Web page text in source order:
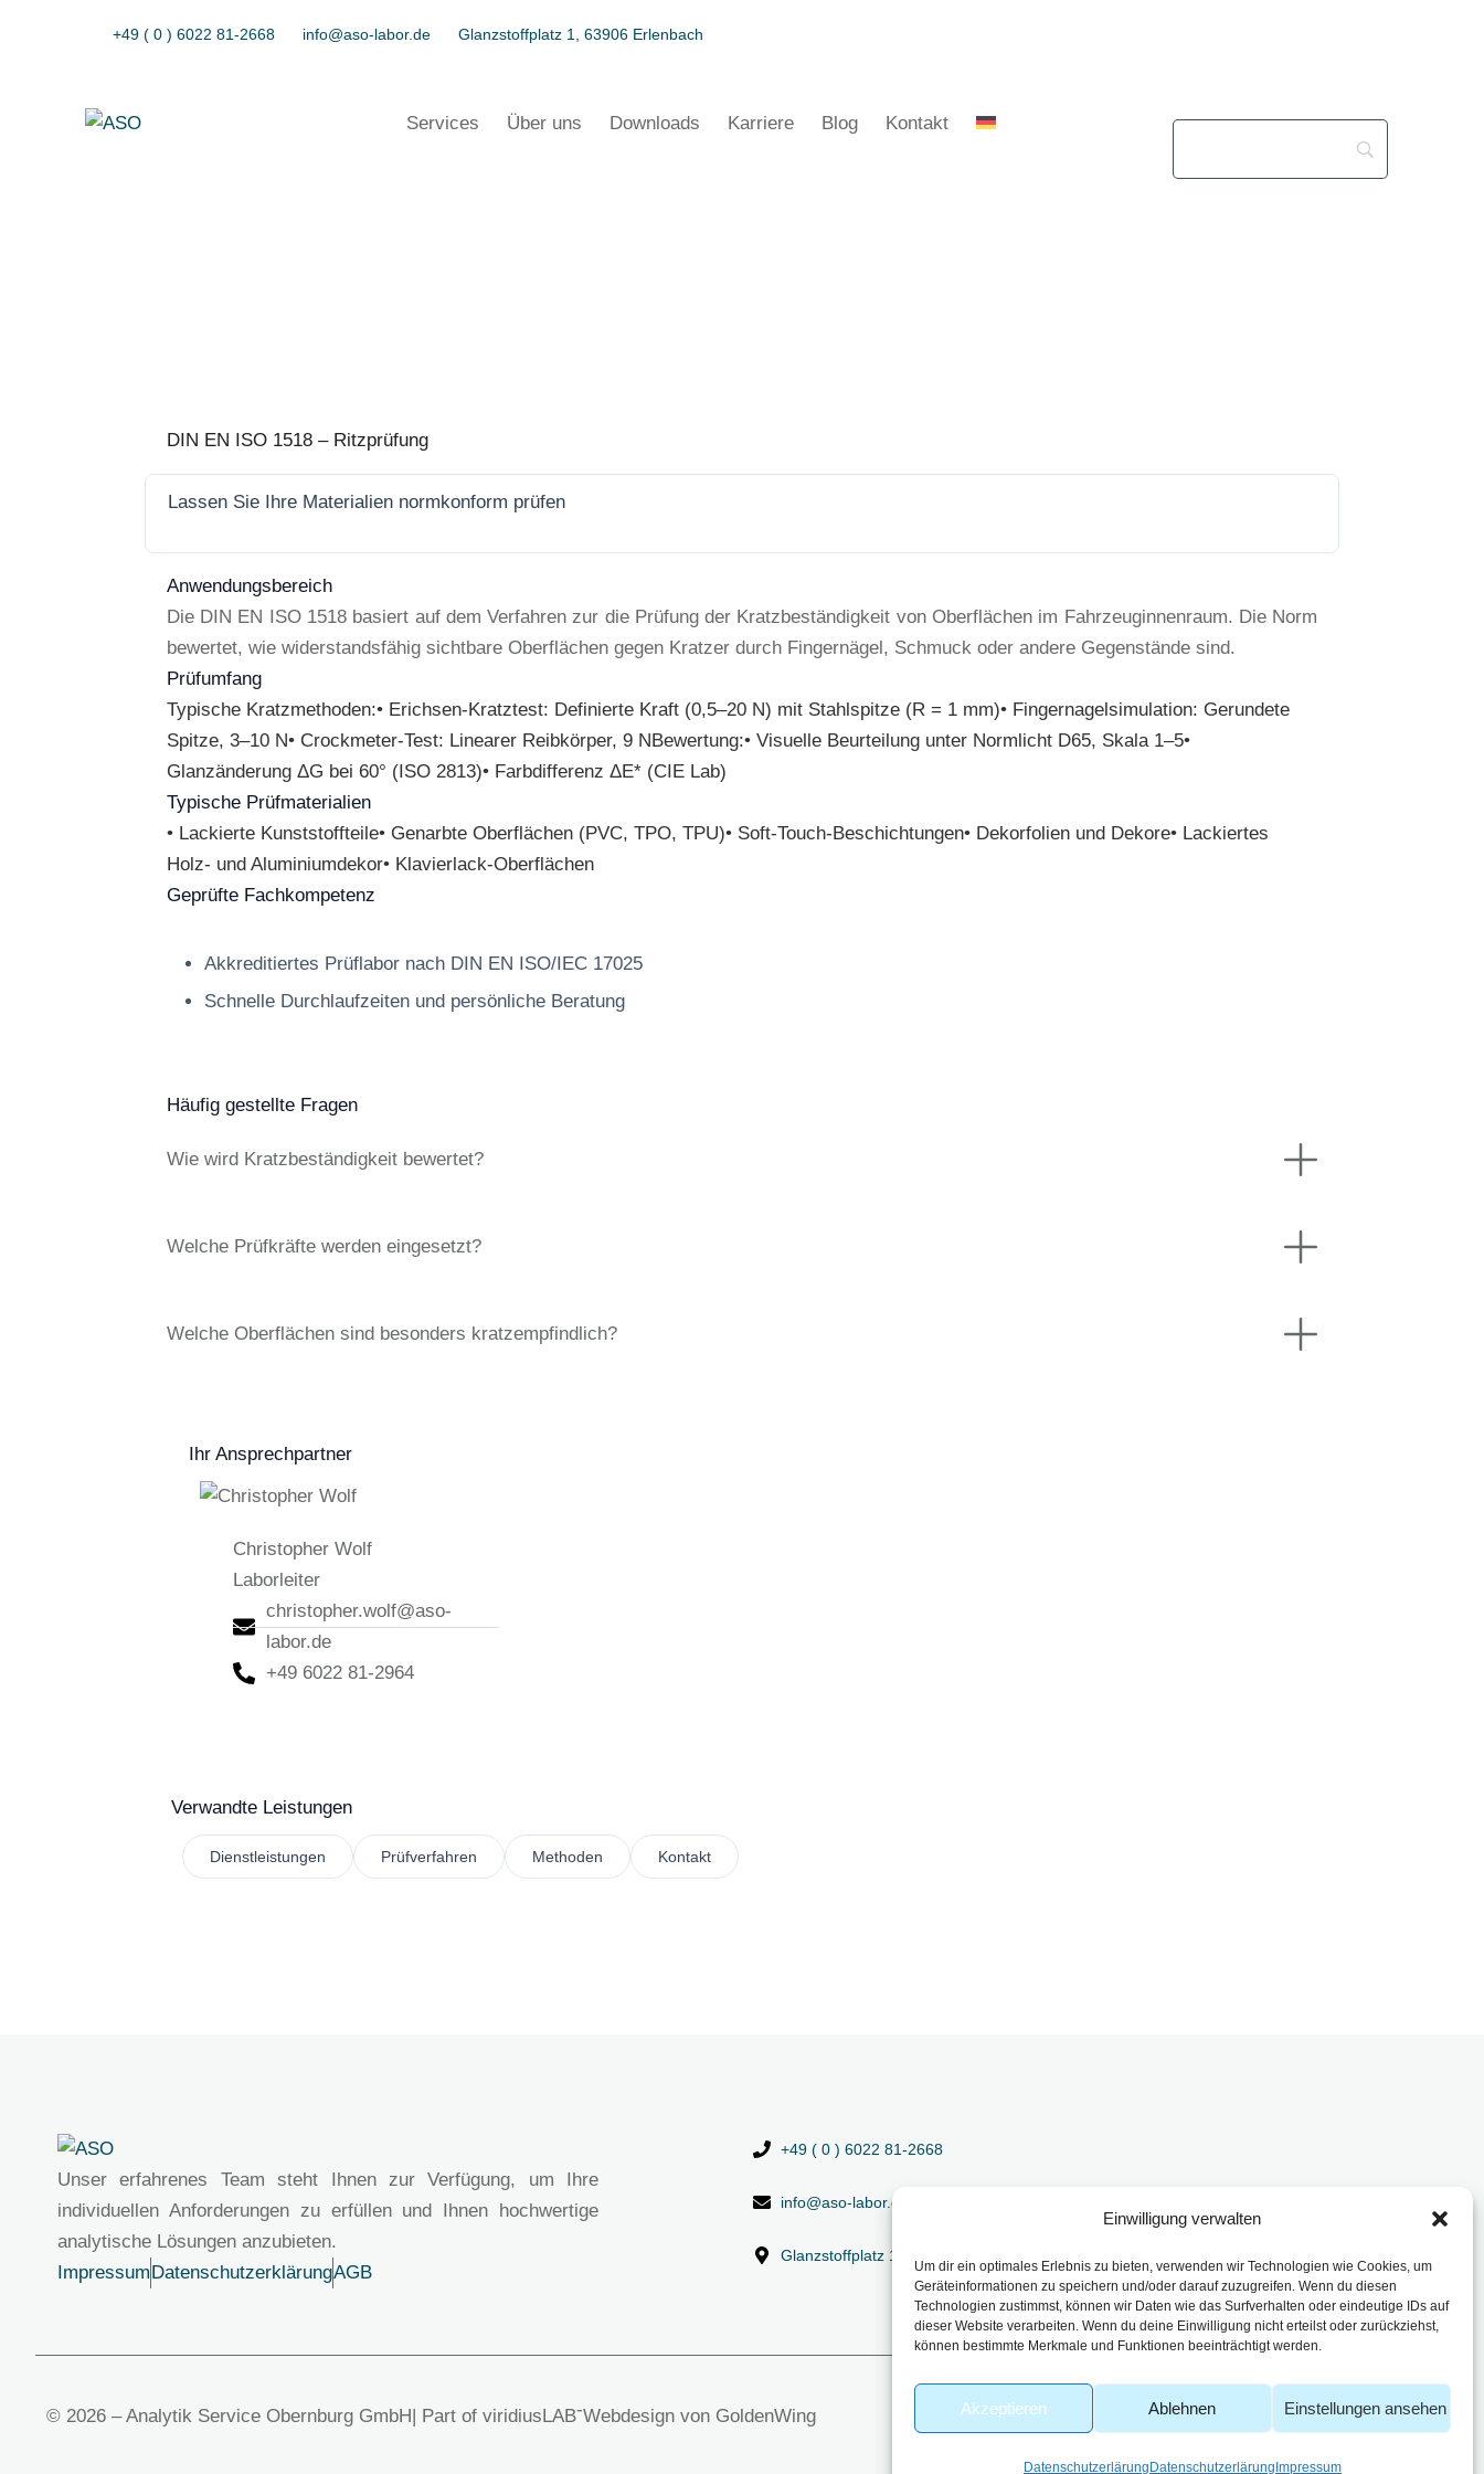
Einwilligung verwalten
Um dir ein optimales Erlebnis zu bieten, verwenden wir Technologien wie Cookies, um
Geräteinformationen zu speichern und/oder darauf zuzugreifen. Wenn du diesen
Technologien zustimmst, können wir Daten wie das Surfverhalten oder eindeutige IDs auf
dieser Website verarbeiten. Wenn du deine Einwilligung nicht erteilst oder zurückziehst,
können bestimmte Merkmale und Funktionen beeinträchtigt werden.
Akzeptieren Ablehnen Einstellungen ansehen
Datenschutzerlärung Datenschutzerlärung Impressum
+49 ( 0 ) 6022 81-2668 info@aso-labor.de Glanzstoffplatz 1, 63906 Erlenbach
Services Über uns Downloads Karriere Blog Kontakt
DIN EN ISO 1518 – Ritzprüfung
Lassen Sie Ihre Materialien normkonform prüfen
Anwendungsbereich
Die DIN EN ISO 1518 basiert auf dem Verfahren zur die Prüfung der Kratzbeständigkeit von Oberflächen im Fahrzeuginnenraum. Die Norm
bewertet, wie widerstandsfähig sichtbare Oberflächen gegen Kratzer durch Fingernägel, Schmuck oder andere Gegenstände sind.
Prüfumfang
Typische Kratzmethoden:• Erichsen-Kratztest: Definierte Kraft (0,5–20 N) mit Stahlspitze (R = 1 mm)• Fingernagelsimulation: Gerundete
Spitze, 3–10 N• Crockmeter-Test: Linearer Reibkörper, 9 NBewertung:• Visuelle Beurteilung unter Normlicht D65, Skala 1–5•
Glanzänderung ΔG bei 60° (ISO 2813)• Farbdifferenz ΔE* (CIE Lab)
Typische Prüfmaterialien
• Lackierte Kunststoffteile• Genarbte Oberflächen (PVC, TPO, TPU)• Soft-Touch-Beschichtungen• Dekorfolien und Dekore• Lackiertes
Holz- und Aluminiumdekor• Klavierlack-Oberflächen
Geprüfte Fachkompetenz
Akkreditiertes Prüflabor nach DIN EN ISO/IEC 17025
Schnelle Durchlaufzeiten und persönliche Beratung
Häufig gestellte Fragen
Wie wird Kratzbeständigkeit bewertet?
Welche Prüfkräfte werden eingesetzt?
Welche Oberflächen sind besonders kratzempfindlich?
Ihr Ansprechpartner
Christopher Wolf
Laborleiter
christopher.wolf@aso-
labor.de
+49 6022 81-2964
Verwandte Leistungen
Dienstleistungen Prüfverfahren Methoden Kontakt
Unser erfahrenes Team steht Ihnen zur Verfügung, um Ihre
individuellen Anforderungen zu erfüllen und Ihnen hochwertige
analytische Lösungen anzubieten.
Impressum DatenschutzerklärungAGB
+49 ( 0 ) 6022 81-2668
info@aso-labor.de
Glanzstoffplatz 1, 63906 Erlenbach
© 2026 – Analytik Service Obernburg GmbH | Part of viridiusLAB-Webdesign von GoldenWing